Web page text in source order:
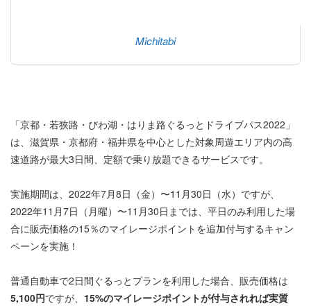
Michitabi
「京都・若狭路・びわ湖・はりま路ぐるっとドライブパス2022」
は、滋賀県・京都府・福井県を中心とした対象周遊エリア内の高
速道路が最大3日間、定額で乗り放題できるサービスです。
実施期間は、2022年7月8日（金）〜11月30日（水）ですが、
2022年11月7日（月曜）〜11月30日までは、平日のみ利用した場
合に販売価格の15％のマイレージポイントを追加付与するキャン
ペーンを実施！
普通自動車で2日間ぐるっとプランを利用した場合、販売価格は
5,100円ですが、 15%のマイレージポイントが付与されれば実質